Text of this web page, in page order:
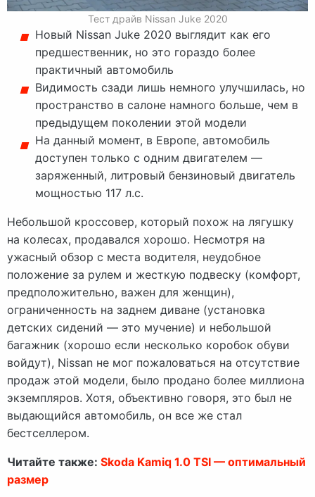
Тест драйв Nissan Juke 2020
Новый Nissan Juke 2020 выглядит как его
предшественник, но это гораздо более
практичный автомобиль
Видимость сзади лишь немного улучшилась, но
пространство в салоне намного больше, чем в
предыдущем поколении этой модели
На данный момент, в Европе, автомобиль
доступен только с одним двигателем —
заряженный, литровый бензиновый двигатель
мощностью 117 л.с.
Небольшой кроссовер, который похож на лягушку
на колесах, продавался хорошо. Несмотря на
ужасный обзор с места водителя, неудобное
положение за рулем и жесткую подвеску (комфорт,
предположительно, важен для женщин),
ограниченность на заднем диване (установка
детских сидений — это мучение) и небольшой
багажник (хорошо если несколько коробок обуви
войдут), Nissan не мог пожаловаться на отсутствие
продаж этой модели, было продано более миллиона
экземпляров. Хотя, объективно говоря, это был не
выдающийся автомобиль, он все же стал
бестселлером.
Читайте также: Skoda Kamiq 1.0 TSI — оптимальный
размер